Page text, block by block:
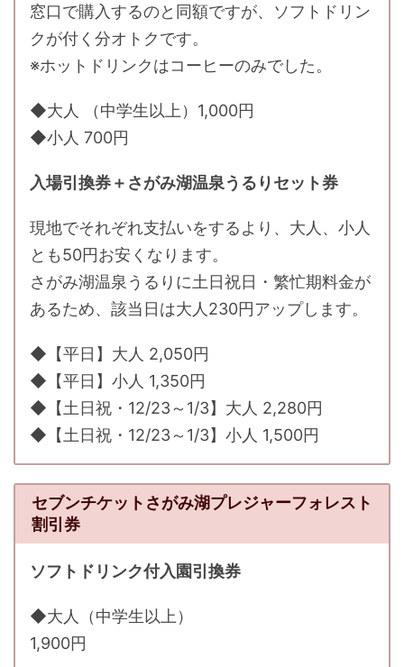
窓口で購入するのと同額ですが、ソフトドリン
クが付く分オトクです。
※ホットドリンクはコーヒーのみでした。
◆大人 （中学生以上）1,000円
◆小人 700円
入場引換券＋さがみ湖温泉うるりセット券
現地でそれぞれ支払いをするより、大人、小人
とも50円お安くなります。
さがみ湖温泉うるりに土日祝日・繁忙期料金が
あるため、該当日は大人230円アップします。
◆【平日】大人 2,050円
◆【平日】小人 1,350円
◆【土日祝・12/23～1/3】大人 2,280円
◆【土日祝・12/23～1/3】小人 1,500円
セブンチケットさがみ湖プレジャーフォレスト
割引券
ソフトドリンク付入園引換券
◆大人（中学生以上）
1,900円